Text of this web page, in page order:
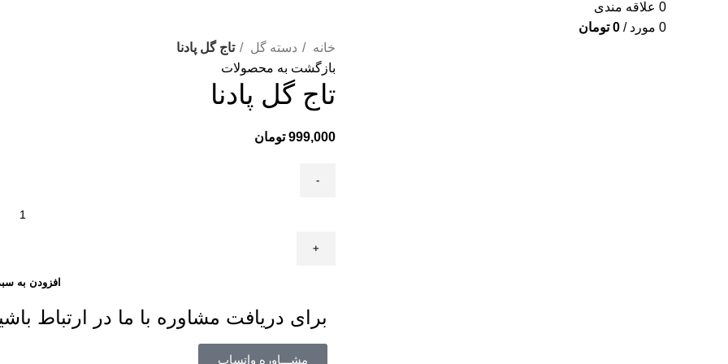
0 علاقه مندی
0 مورد /
0 تومان
خانه دسته گل
تاج گل پادنا
بازگشت به محصولات
تاج گل پادنا
999,000 تومان
افزودن به
برای دریافت مشاوره با ما در ارتباط
مشـــاوره واتساپ